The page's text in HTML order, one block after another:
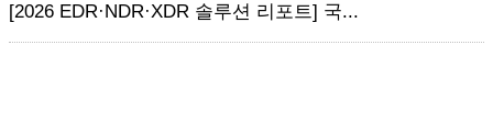
[2026 EDR·NDR·XDR 솔루션 리포트] 국...